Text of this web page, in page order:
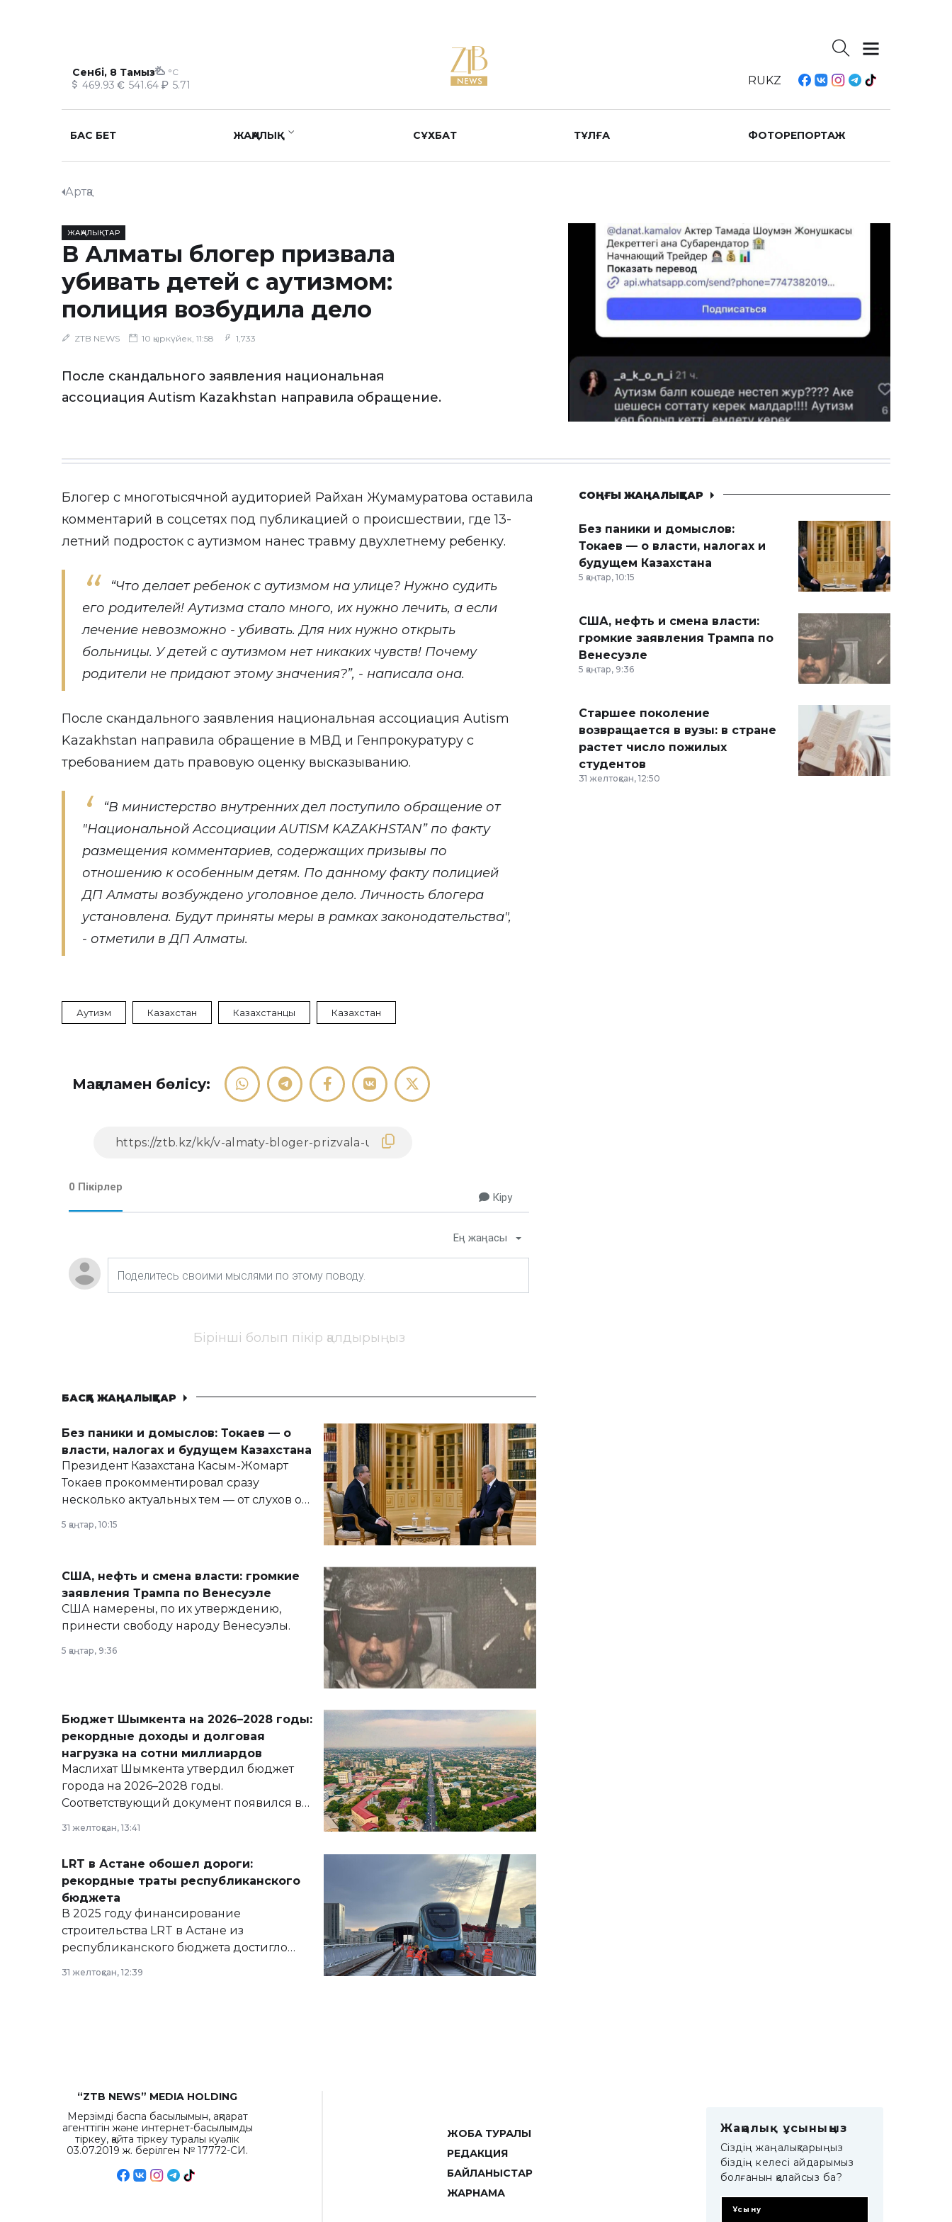
Сенбі, 8 Тамыз °C
469.93 541.64 5.71 RUKZ
БАС БЕТ ЖАҢАЛЫҚ СҰХБАТ ТҰЛҒА ФОТОРЕПОРТАЖ
Артқа
ЖАҢАЛЫҚТАР
В Алматы блогер призвала
убивать детей с аутизмом:
полиция возбудила дело
ZTB NEWS 10 қыркүйек, 11:58 1,733
После скандального заявления национальная
ассоциация Autism Kazakhstan направила обращение.
Блогер с многотысячной аудиторией Райхан Жумамуратова оставила
комментарий в соцсетях под публикацией о происшествии, где 13-
летний подросток с аутизмом нанес травму двухлетнему ребенку.
“Что делает ребенок с аутизмом на улице? Нужно судить
его родителей! Аутизма стало много, их нужно лечить, а если
лечение невозможно - убивать. Для них нужно открыть
больницы. У детей с аутизмом нет никаких чувств! Почему
родители не придают этому значения?”, - написала она.
После скандального заявления национальная ассоциация Autism
Kazakhstan направила обращение в МВД и Генпрокуратуру с
требованием дать правовую оценку высказыванию.
“В министерство внутренних дел поступило обращение от
"Национальной Ассоциации AUTISM KAZAKHSTAN” по факту
размещения комментариев, содержащих призывы по
отношению к особенным детям. По данному факту полицией
ДП Алматы возбуждено уголовное дело. Личность блогера
установлена. Будут приняты меры в рамках законодательства",
- отметили в ДП Алматы.
Аутизм Казахстан Казахстанцы Казахстан
Мақаламен бөлісу:
0 Пікірлер
Кіру
Ең жаңасы
Бірінші болып пікір қалдырыңыз
БАСҚА ЖАҢАЛЫҚТАР
Без паники и домыслов: Токаев — о
власти, налогах и будущем Казахстана
Президент Казахстана Касым-Жомарт
Токаев прокомментировал сразу
несколько актуальных тем — от слухов о
армии, экономики и личного здоровья.
5 қаңтар, 10:15
США, нефть и смена власти: громкие
заявления Трампа по Венесуэле
США намерены, по их утверждению,
принести свободу народу Венесуэлы.
5 қаңтар, 9:36
Бюджет Шымкента на 2026–2028 годы:
рекордные доходы и долговая
нагрузка на сотни миллиардов
Маслихат Шымкента утвердил бюджет
города на 2026–2028 годы.
Соответствующий документ появился в
сайте маслихат города.
31 желтоқсан, 13:41
LRT в Астане обошел дороги:
рекордные траты республиканского
бюджета
В 2025 году финансирование
строительства LRT в Астане из
республиканского бюджета достигло
31 желтоқсан, 12:39
СОҢҒЫ ЖАҢАЛЫҚТАР
Без паники и домыслов:
Токаев — о власти, налогах и
будущем Казахстана
5 қаңтар, 10:15
США, нефть и смена власти:
громкие заявления Трампа по
Венесуэле
5 қаңтар, 9:36
Старшее поколение
возвращается в вузы: в стране
растет число пожилых
студентов
31 желтоқсан, 12:50
“ZTB NEWS” MEDIA HOLDING
Мерзімді баспа басылымын, ақпарат
агенттігін және интернет-басылымды
тіркеу, қайта тіркеу туралы куәлік
03.07.2019 ж. берілген № 17772-СИ.
ЖОБА ТУРАЛЫ
РЕДАКЦИЯ
БАЙЛАНЫСТАР
ЖАРНАМА
Жаңалық ұсыныңыз
Сіздің жаңалықтарыңыз
біздің келесі айдарымыз
болғанын қалайсыз ба?
Ұсыну